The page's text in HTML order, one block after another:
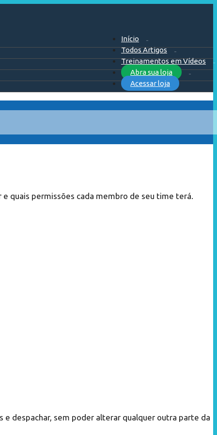
Início
Todos Artigos
Treinamentos em Vídeos
Abra sua loja
Acessar loja
quais permissões cada membro de seu time terá.
e despachar, sem poder alterar qualquer outra parte da